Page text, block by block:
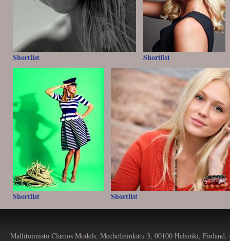
Shortlist Shortlist
Shortlist Shortlist
Mallitoimisto Clamos Models, Mechelininkatu 3, 00100 Helsinki,